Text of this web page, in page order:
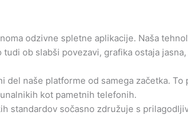
odzivne spletne aplikacije. Naša
ob slabši povezavi, grafika ostaja
naše platforme od samega začetka. To
kot pametnih telefonih.
standardov sočasno združuje s